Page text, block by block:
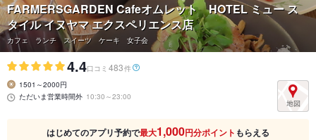
FARMERSGARDEN Cafeオムレット HOTEL ミュー ス
タイル イヌヤマ エクスペリエンス店
カフェ ランチ スイーツ ケーキ 女子会
4.4口コミ 483件
1501～2000円
ただいま営業時間外 10:30～23:00
はじめてのアプリ予約で最大1,000円分ポイント もらえる